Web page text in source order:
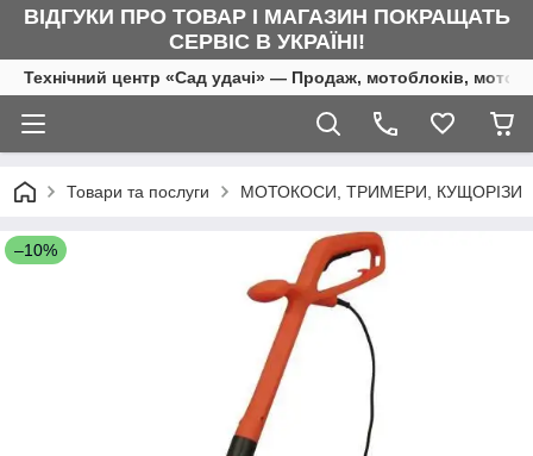
ВІДГУКИ ПРО ТОВАР І МАГАЗИН ПОКРАЩАТЬ
СЕРВІС В УКРАЇНІ!
Технічний центр «Сад удачі» — Продаж, мотоблоків,
Товари та послуги МОТОКОСИ, ТРИМЕРИ, КУЩОРІЗИ
–10%